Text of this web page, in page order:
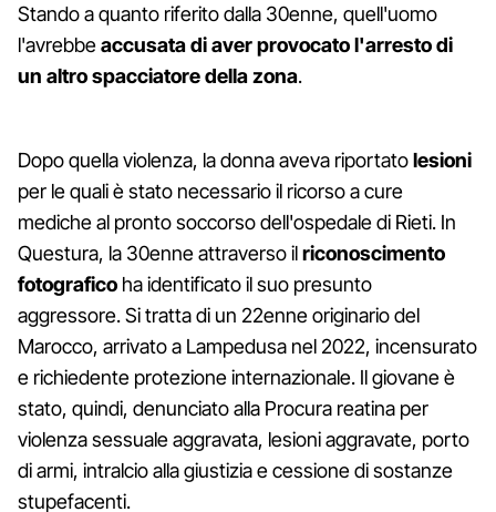
Stando a quanto riferito dalla 30enne, quell'uomo
l'avrebbeaccusata di aver provocato l'arresto di
un altro spacciatore della zona.
Dopo quella violenza, la donna aveva riportatolesioni
per le quali è stato necessario il ricorso a cure
mediche al pronto soccorso dell'ospedale di Rieti. In
Questura, la 30enne attraverso ilriconoscimento
fotografico ha identificato il suo presunto
aggressore. Si tratta di un 22enne originario del
Marocco, arrivato a Lampedusa nel 2022, incensurato
e richiedente protezione internazionale. Il giovane è
stato, quindi, denunciato alla Procura reatina per
violenza sessuale aggravata, lesioni aggravate, porto
di armi, intralcio alla giustizia e cessione di sostanze
stupefacenti.